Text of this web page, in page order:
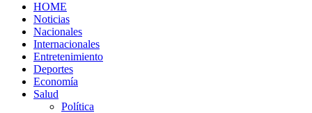
HOME
Noticias
Nacionales
Internacionales
Entretenimiento
Deportes
Economía
Salud
Política